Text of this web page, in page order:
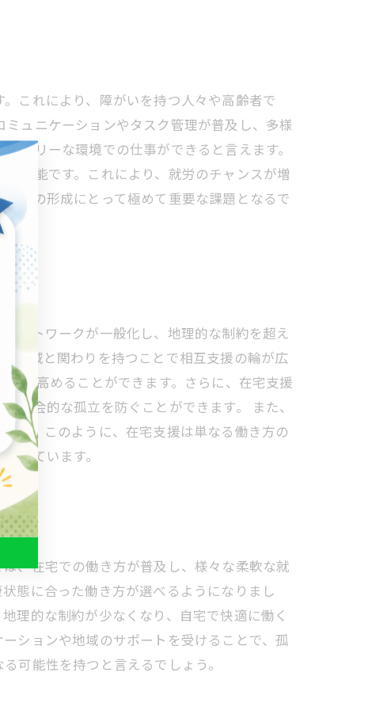
これにより、障がいを持つ人々や高齢者で
ュニケーションやタスク管理が普及し、多様
フリーな環境での仕事ができると言えます。
可能です。これにより、就労のチャンスが増
会の形成にとって極めて重要な課題となるで
ートワークが一般化し、地理的な制約を超え
地域と関わりを持つことで相互支援の輪が広
を高めることができます。さらに、在宅支援
社会的な孤立を防ぐことができます。 また、
す。このように、在宅支援は単なる働き方の
れています。
、在宅での働き方が普及し、様々な柔軟な就
態に合った働き方が選べるようになりまし
理的な制約が少なくなり、自宅で快適に働く
ションや地域のサポートを受けることで、孤
可能性を持つと言えるでしょう。